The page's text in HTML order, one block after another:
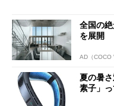
全国の
を展開
AD（COCO
夏の暑
素子」